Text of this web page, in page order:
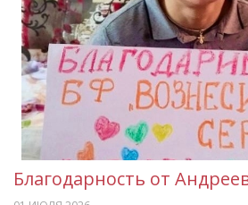
Благодарность от